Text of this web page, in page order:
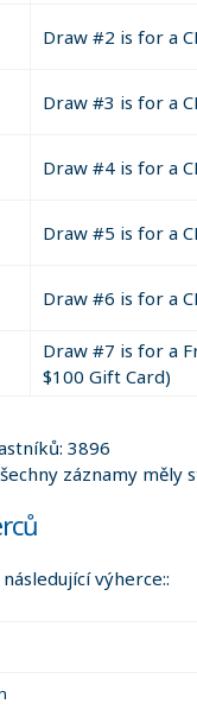
Draw #2 is for a
Draw #3 is for a
Draw #4 is for a
Draw #5 is for a
Draw #6 is for a
Draw #7 is for a
$100 Gift Card)
3896
záznamy měly
výherce::